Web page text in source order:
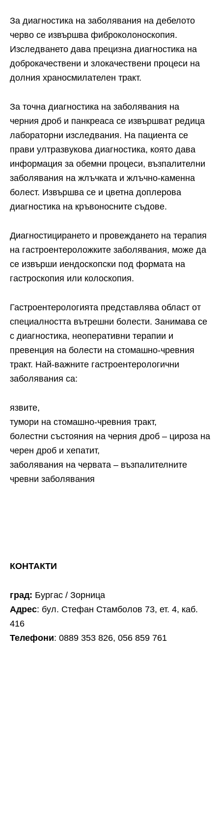
За диагностика на заболявания на дебелото
черво се извършва фиброколоноскопия.
Изследването дава прецизна диагностика на
доброкачествени и злокачествени процеси на
долния храносмилателен тракт.
За точна диагностика на заболявания на
черния дроб и панкреаса се извършват редица
лабораторни изследвания. На пациента се
прави ултразвукова диагностика, която дава
информация за обемни процеси, възпалителни
заболявания на жлъчката и жлъчно-каменна
болест. Извършва се и цветна доплерова
диагностика на кръвоносните съдове.
Диагностицирането и провеждането на терапия
на гастроентероложките заболявания, може да
се извърши иендоскопски под формата на
гастроскопия или колоскопия.
Гастроентерологията представлява област от
специалността вътрешни болести. Занимава се
с диагностика, неоперативни терапии и
превенция на болести на стомашно-чревния
тракт. Най-важните гастроентерологични
заболявания са:
язвите,
тумори на стомашно-чревния тракт,
болестни състояния на черния дроб – цироза на
черен дроб и хепатит,
заболявания на червата – възпалителните
чревни заболявания
КОНТАКТИ
град: Бургас / Зорница
Адрес: бул. Стефан Стамболов 73, ет. 4, каб.
416
Телефони: 0889 353 826, 056 859 761